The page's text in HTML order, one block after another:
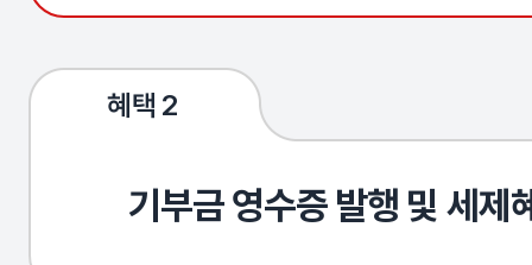
혜택 2
기부금 영수증 발행 및 세제